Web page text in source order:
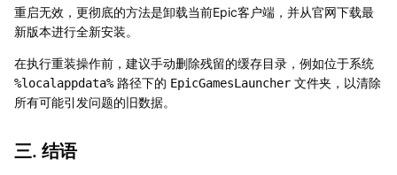
重启无效，更彻底的方法是卸载当前Epic客户端，并从官网下载最
新版本进行全新安装。
在执行重装操作前，建议手动删除残留的缓存目录，例如位于系统
%localappdata%路径下的 EpicGamesLauncher 文件夹，以清除
所有可能引发问题的旧数据。
三. 结语